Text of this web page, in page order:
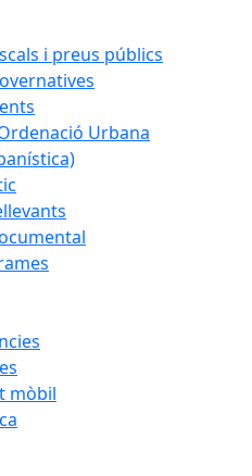
i preus públics
Urbana
mòbil